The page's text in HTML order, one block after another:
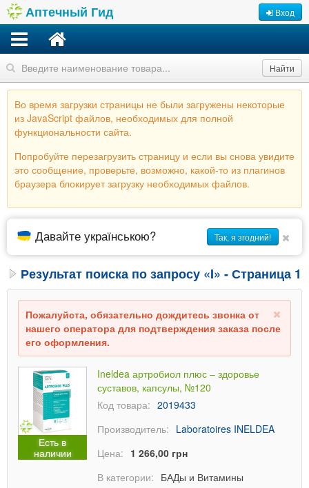
Аптечный Гид Вход
Найти
Во время загрузки страницы не были загружены некоторые
из JavaScript файлов, необходимых для полной
функциональности сайта.
Попробуйте перезагрузить страницу и если вы снова увидите
это сообщение, проверьте, возможно, какой-то из плагинов
браузера блокирует загрузку необходимых файлов.
Давайте українською? Так, я згодний!
Результат поиска по запросу «I» - Страница 1
Пожалуйста, обязательно дождитесь звонка от
нашего оператора для подтверждения заказа после
его оформления.
Есть в
наличии
Ineldea артробиол плюс – здоровье
суставов, капсулы, №120
Код товара: 2019433
Производитель: Laboratoires INELDEA
Цена: 1 266,00 грн
В категории: БАДы и Витамины